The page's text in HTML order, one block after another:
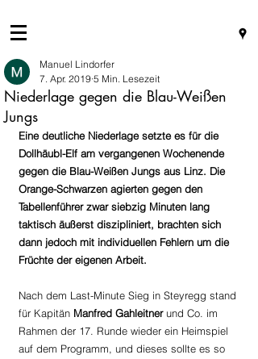
Niederlage gegen die Blau-Weißen
Jungs
Manuel Lindorfer
7. Apr. 2019 5 Min. Lesezeit
Eine deutliche Niederlage setzte es für die
Dollhäubl-Elf am vergangenen Wochenende
gegen die Blau-Weißen Jungs aus Linz. Die
Orange-Schwarzen agierten gegen den
Tabellenführer zwar siebzig Minuten lang
taktisch äußerst diszipliniert, brachten sich
dann jedoch mit individuellen Fehlern um die
Früchte der eigenen Arbeit.
Nach dem Last-Minute Sieg in Steyregg stand
für Kapitän Manfred Gahleitner und Co. im
Rahmen der 17. Runde wieder ein Heimspiel
auf dem Programm, und dieses sollte es so